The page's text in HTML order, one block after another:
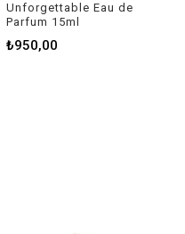
Unforgettable Eau de
Parfum 15ml
₺950,00